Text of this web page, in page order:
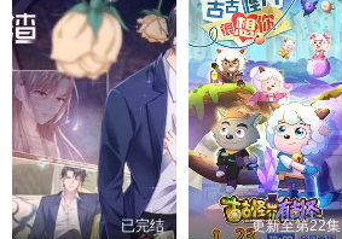
已完结 更新至第22集